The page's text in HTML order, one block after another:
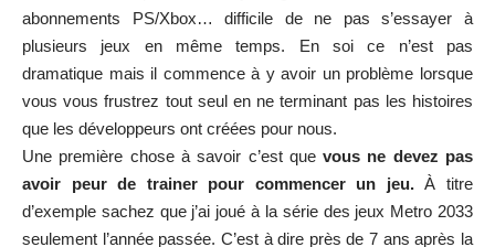
abonnements PS/Xbox… difficile de ne pas s’essayer à
plusieurs jeux en même temps. En soi ce n’est pas
dramatique mais il commence à y avoir un problème lorsque
vous vous frustrez tout seul en ne terminant pas les histoires
que les développeurs ont créées pour nous.
Une première chose à savoir c’est quevous ne devez pas
avoir peur de trainer pour commencer un jeu.À titre
d’exemple sachez que j’ai joué à la série des jeux Metro 2033
seulement l’année passée. C’est à dire près de 7 ans après la